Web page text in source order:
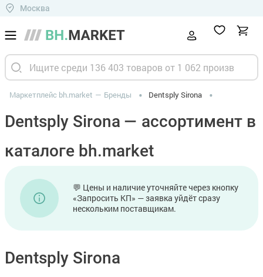
Москва
Маркетплейс bh.market Бренды Dentsply Sirona
Dentsply Sirona — ассортимент в
каталоге bh.market
💬 Цены и наличие уточняйте через кнопку
«Запросить КП» — заявка уйдёт сразу
нескольким поставщикам.
Dentsply Sirona